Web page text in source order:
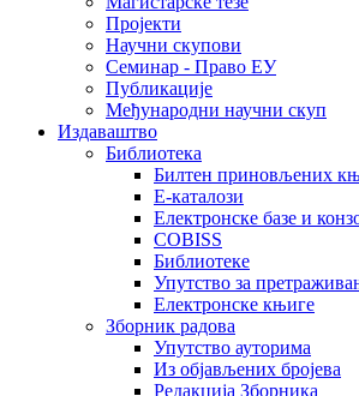
Пројекти
Научни скупови
Семинар - Право ЕУ
Публикације
Међународни научни скуп
Издаваштво
Библиотека
Билтен приновљених
Е-каталози
Електронске базе и
COBISS
Библиотеке
Упутство за
Електронске књиге
Зборник радова
Упутство ауторима
Из објављених бројева
Редакција Зборника